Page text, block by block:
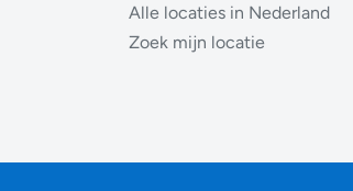
Alle locaties in Nederland
Zoek mijn locatie